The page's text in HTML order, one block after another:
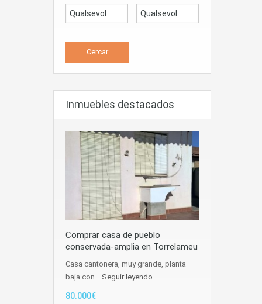
Inmuebles destacados
Comprar casa de pueblo
conservada-amplia en Torrelameu
Casa cantonera, muy grande, planta
baja con… Seguir leyendo
80.000€